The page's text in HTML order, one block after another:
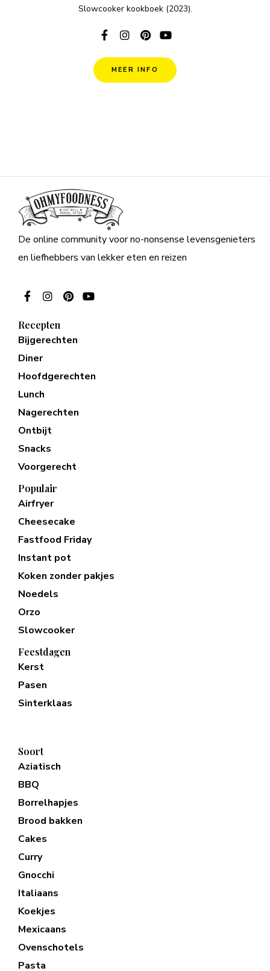
Slowcooker kookboek (2023).
MEER INFO
De online community voor no-nonsense levensgenieters
en liefhebbers van lekker eten en reizen
Recepten
Bijgerechten
Diner
Hoofdgerechten
Lunch
Nagerechten
Ontbijt
Snacks
Voorgerecht
Populair
Airfryer
Cheesecake
Fastfood Friday
Instant pot
Koken zonder pakjes
Noedels
Orzo
Slowcooker
Feestdagen
Kerst
Pasen
Sinterklaas
Soort
Aziatisch
BBQ
Borrelhapjes
Brood bakken
Cakes
Curry
Gnocchi
Italiaans
Koekjes
Mexicaans
Ovenschotels
Pasta